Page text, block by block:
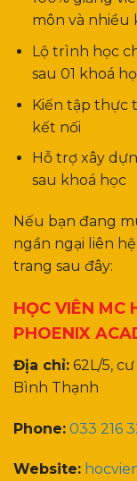
môn và nhiều
Lộ trình học
sau 01 khoá
Kiến tập thực
kết nối
Hỗ trợ xây
sau khoá học
Nếu bạn đang
ngần ngại liên
trang sau đây:
HỌC VIÊN MC
PHOENIX
Địa chỉ: 62L/5,
Bình Thạnh
Phone: 033 216
Website: